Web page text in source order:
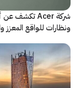
للواقع المعزز